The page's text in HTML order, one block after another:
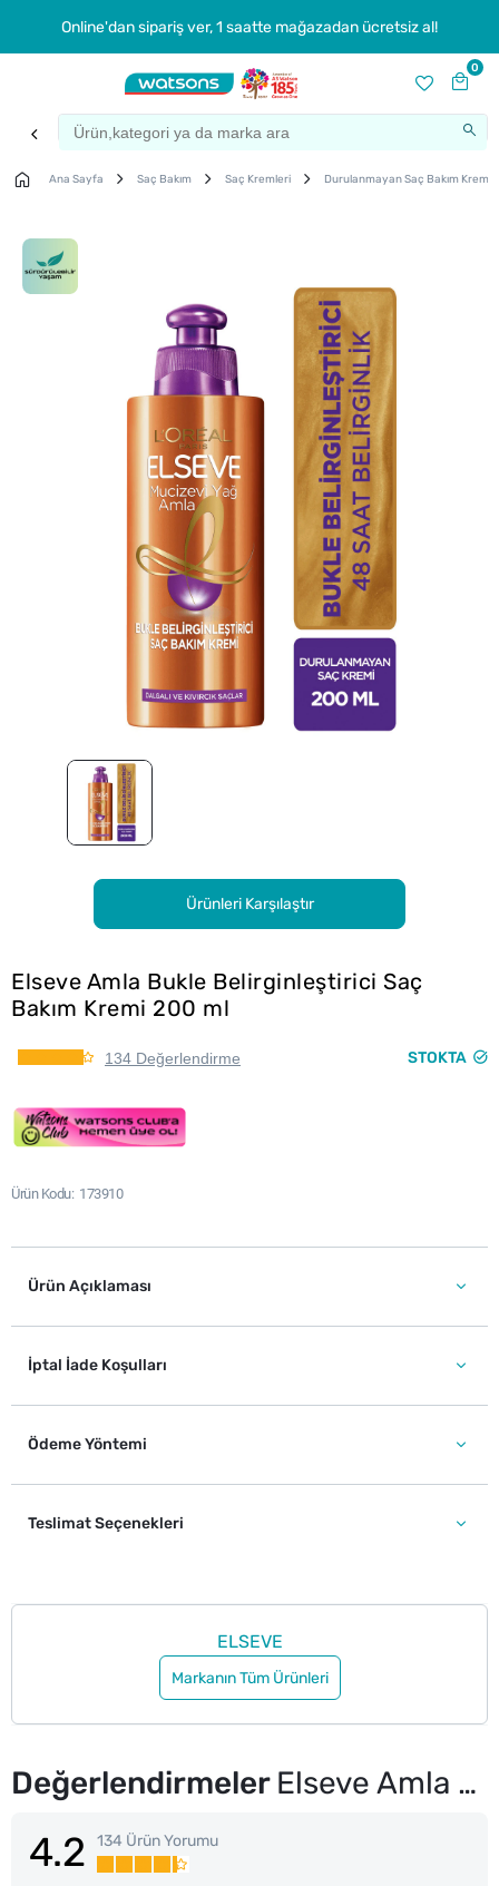
Online'dan sipariş ver, 1 saatte mağazadan ücretsiz al!
0
Ana Sayfa Saç Bakım Saç Kremleri Durulanmayan Saç Bakım Kremi
Ürünleri Karşılaştır
Elseve Amla Bukle Belirginleştirici Saç
Bakım Kremi 200 ml
134 Değerlendirme STOKTA
Ürün Kodu 173910
Ürün Açıklaması
İptal İade Koşulları
Ödeme Yöntemi
Teslimat Seçenekleri
ELSEVE
Markanın Tüm Ürünleri
Değerlendirmeler Elseve Amla Bukle Belirginleştirici Saç Bakım Kremi 200 ml
4.2 134 Ürün Yorumu